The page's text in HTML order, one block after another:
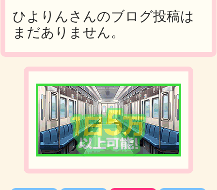
ひよりんさんのブログ投稿は
まだありません。